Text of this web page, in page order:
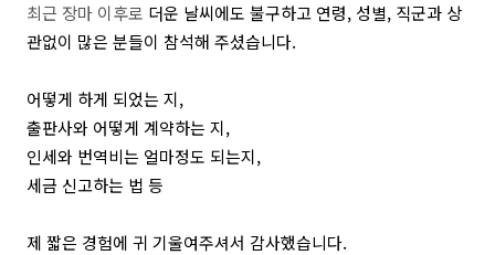
최근 장마 이후로 더운 날씨에도 불구하고 연령, 성별, 직군과 상
관없이 많은 분들이 참석해 주셨습니다.
어떻게 하게 되었는 지,
출판사와 어떻게 계약하는 지,
인세와 번역비는 얼마정도 되는지,
세금 신고하는 법 등
제 짧은 경험에 귀 기울여주셔서 감사했습니다.